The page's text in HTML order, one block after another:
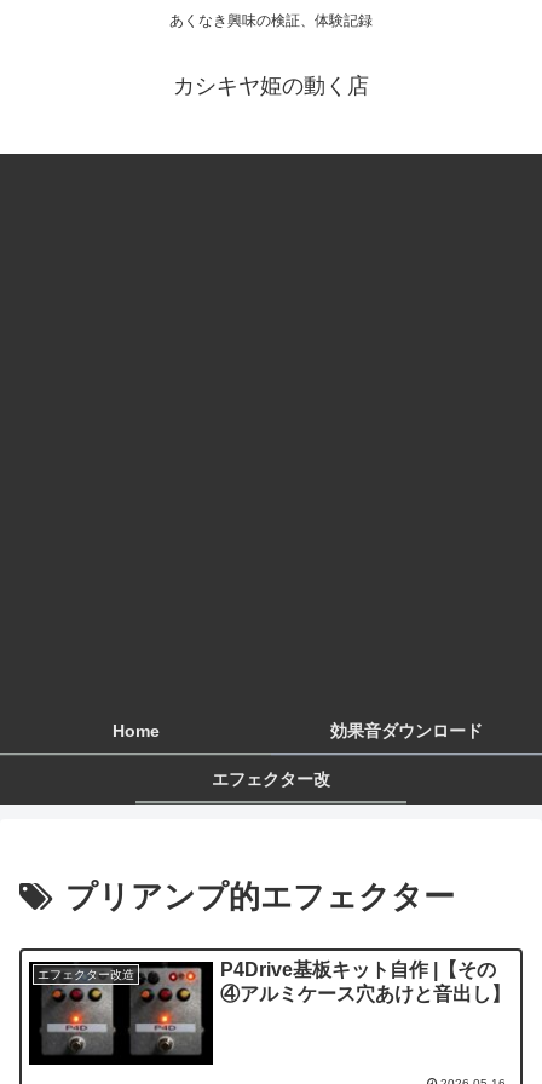
あくなき興味の検証、体験記録
カシキヤ姫の動く店
Home 効果音ダウンロード
エフェクター改
プリアンプ的エフェクター
エフェクター改造
P4Drive基板キット自作 |【その
④アルミケース穴あけと音出し】